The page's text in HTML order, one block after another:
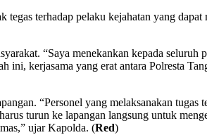
terhadap pelaku kejahatan yang
“Saya menekankan kepada seluruh
kerjasama yang erat antara Polresta
“Personel yang melaksanakan tugas
turun ke lapangan langsung untuk
ujar Kapolda. (Red)